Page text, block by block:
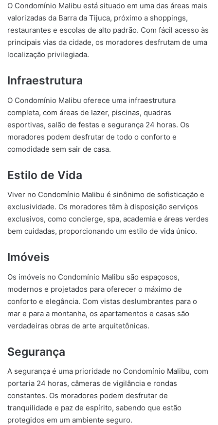
O Condomínio Malibu está situado em uma das áreas mais
valorizadas da Barra da Tijuca, próximo a shoppings,
restaurantes e escolas de alto padrão. Com fácil acesso às
principais vias da cidade, os moradores desfrutam de uma
localização privilegiada.
Infraestrutura
O Condomínio Malibu oferece uma infraestrutura
completa, com áreas de lazer, piscinas, quadras
esportivas, salão de festas e segurança 24 horas. Os
moradores podem desfrutar de todo o conforto e
comodidade sem sair de casa.
Estilo de Vida
Viver no Condomínio Malibu é sinônimo de sofisticação e
exclusividade. Os moradores têm à disposição serviços
exclusivos, como concierge, spa, academia e áreas verdes
bem cuidadas, proporcionando um estilo de vida único.
Imóveis
Os imóveis no Condomínio Malibu são espaçosos,
modernos e projetados para oferecer o máximo de
conforto e elegância. Com vistas deslumbrantes para o
mar e para a montanha, os apartamentos e casas são
verdadeiras obras de arte arquitetônicas.
Segurança
A segurança é uma prioridade no Condomínio Malibu, com
portaria 24 horas, câmeras de vigilância e rondas
constantes. Os moradores podem desfrutar de
tranquilidade e paz de espírito, sabendo que estão
protegidos em um ambiente seguro.